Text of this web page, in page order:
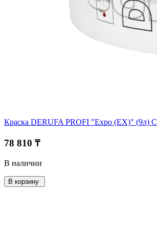
Краска DERUFA PROFI "Expo (EX)" (9л) C
78 810 ₸
В наличии
В корзину